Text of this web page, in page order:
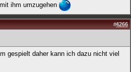
ihm umzugehen
#4266
gespielt daher kann ich dazu nicht viel